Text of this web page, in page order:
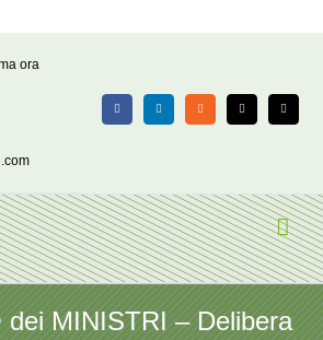
ora
FacebookLinkedIn Rss X Email
dei MINISTRI – Delibera